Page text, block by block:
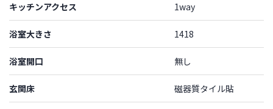
キッチンアクセス 1way
浴室大きさ 1418
浴室開口 無し
玄関床 磁器質タイル貼